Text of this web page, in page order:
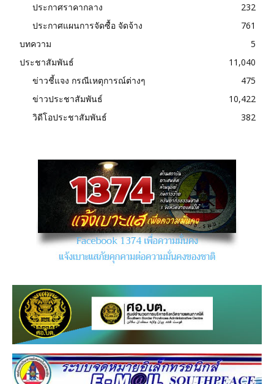
ประกาศราคากลาง
232
ประกาศแผนการจัดซื้อ จัดจ้าง
761
บทความ
5
ประชาสัมพันธ์
11,040
ข่าวชี้แจง กรณีเหตุการณ์ต่างๆ
475
ข่าวประชาสัมพันธ์
10,422
วิดีโอประชาสัมพันธ์
382